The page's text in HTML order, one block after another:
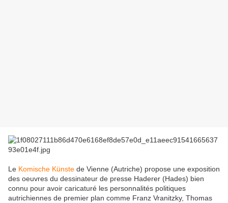
Le Komische Künste de Vienne (Autriche) propose une exposition
des oeuvres du dessinateur de presse Haderer (Hades) bien
connu pour avoir caricaturé les personnalités politiques
autrichiennes de premier plan comme Franz Vranitzky, Thomas